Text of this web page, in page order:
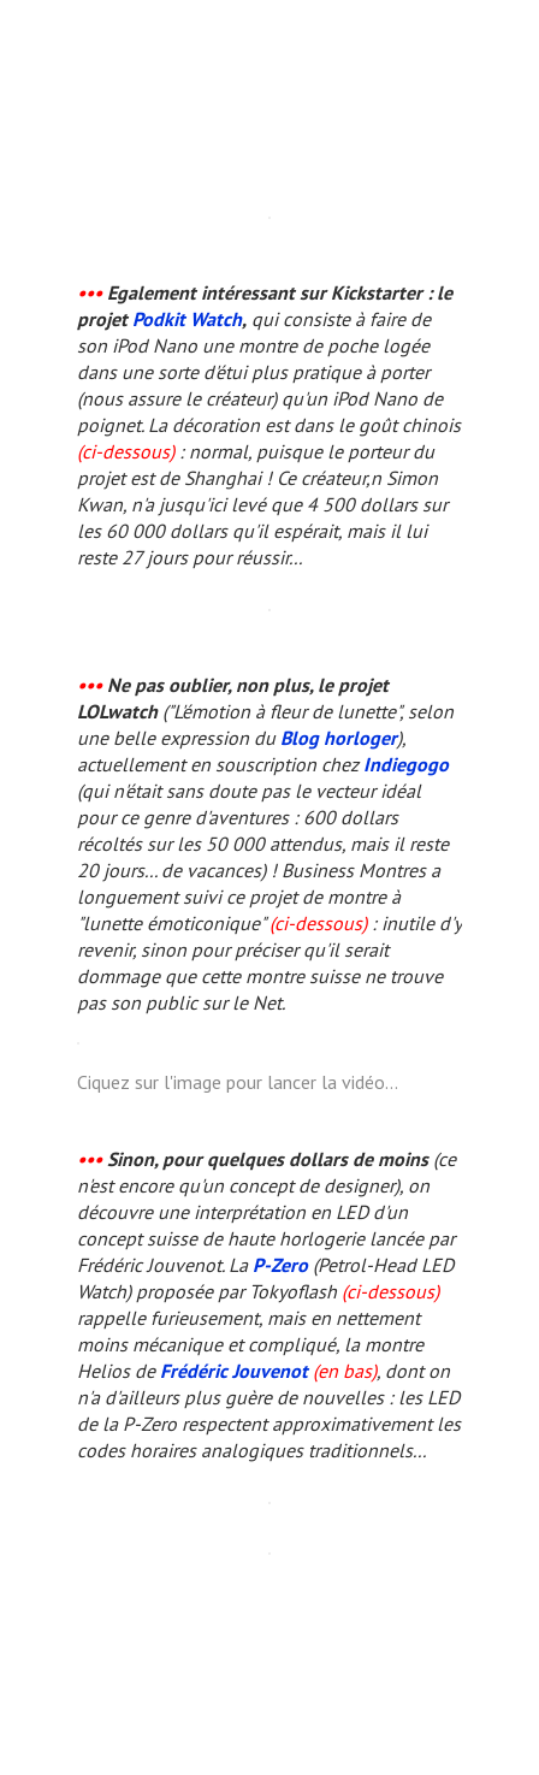
•••Egalement intéressant sur Kickstarter : le
projet Podkit Watch, qui consiste à faire de
son iPod Nano une montre de poche logée
dans une sorte d'étui plus pratique à porter
(nous assure le créateur) qu'un iPod Nano de
poignet. La décoration est dans le goût chinois
(ci-dessous): normal, puisque le porteur du
projet est de Shanghai ! Ce créateur,n Simon
Kwan, n'a jusqu'ici levé que 4 500 dollars sur
les 60 000 dollars qu'il espérait, mais il lui
reste 27 jours pour réussir...
•••Ne pas oublier, non plus, le projet
LOLwatch("L'émotion à fleur de lunette", selon
une belle expression du Blog horloger),
actuellement en souscription chezIndiegogo
(qui n'était sans doute pas le vecteur idéal
pour ce genre d'aventures : 600 dollars
récoltés sur les 50 000 attendus, mais il reste
20 jours... de vacances) ! Business Montresa
longuement suivi ce projet de montre à
"lunette émoticonique"(ci-dessous): inutile d'y
revenir, sinon pour préciser qu'il serait
dommage que cette montre suissene trouve
pas son public sur le Net.
Ciquez sur l'image pour lancer la vidéo...
•••Sinon, pour quelques dollars de moins(ce
n'est encore qu'un concept de designer), on
découvre une interprétation en LED d'un
concept suisse de haute horlogerie lancée par
Frédéric Jouvenot. La P-Zero(Petrol-Head LED
Watch) proposée par Tokyoflash (ci-dessous)
rappelle furieusement, mais en nettement
moins mécanique et compliqué, la montre
Helios de Frédéric Jouvenot (en bas), dont on
n'a d'ailleurs plus guère de nouvelles : les LED
de la P-Zero respectent approximativement les
codes horaires analogiques traditionnels...